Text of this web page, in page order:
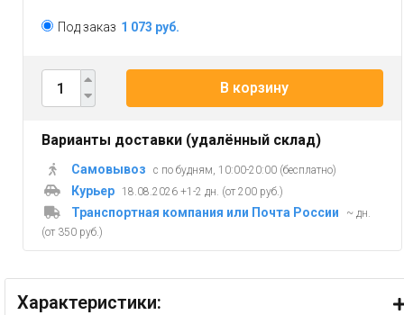
Под заказ 1 073 руб.
В корзину
Варианты доставки (удалённый склад)
Самовывоз с по будням, 10:00-20:00 (бесплатно)
Курьер 18.08.2026 +1-2 дн. (от 200 руб.)
Транспортная компания или Почта России
~ дн.
(от 350 руб.)
Характеристики: